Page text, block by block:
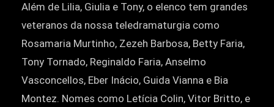
Além de Lilia, Giulia e Tony, o elenco tem grandes
veteranos da nossa teledramaturgia como
Rosamaria Murtinho, Zezeh Barbosa, Betty Faria,
Tony Tornado, Reginaldo Faria, Anselmo
Vasconcellos, Eber Inácio, Guida Vianna e Bia
Montez. Nomes como Letícia Colin, Vitor Britto, e